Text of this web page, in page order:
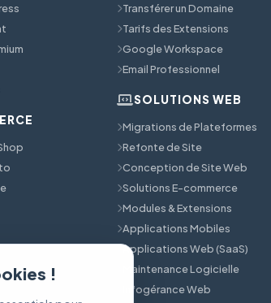
Transférer un Domaine
Tarifs des Extensions
Google Workspace
Email Professionnel
SOLUTIONS WEB
Migrations de Plateformes
Refonte de Site
Conception de Site Web
Solutions E-commerce
Modules & Extensions
Applications Mobiles
Applications Web (SaaS)
Maintenance Logicielle
Infogérance Web
!